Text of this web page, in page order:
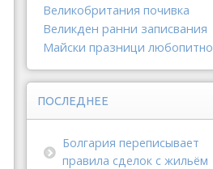
Великобритания почивка
Великден ранни записвания
Майски празници любопитно
ПОСЛЕДНЕЕ
Болгария переписывает
правила сделок с жильём